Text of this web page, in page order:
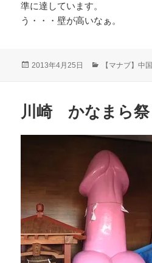
準に達しています。
う・・・壁が高いなぁ。
投
2013年4月25日
カ
ー
【マナブ】中
川崎 かなまら祭